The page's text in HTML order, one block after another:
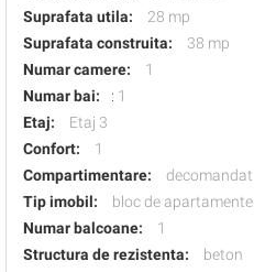
Suprafata utila:
28 mp
Suprafata construita:
38 mp
Numar camere:
1
Numar bai:
: 1
Etaj:
Etaj 3
Confort:
1
Compartimentare:
decomandat
Tip imobil:
bloc de apartamente
Numar balcoane:
1
Structura de rezistenta:
beton